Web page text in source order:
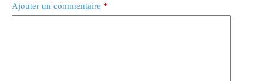
Ajouter un commentaire *